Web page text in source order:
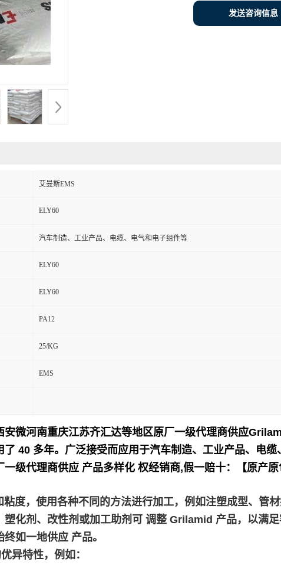
发送咨询信息
艾曼斯EMS
ELY60
汽车制造、工业产品、电缆、电气和电子组件等
ELY60
ELY60
PA12
25/KG
EMS
微河南重庆江苏齐汇达等地区原厂一级代理商供应
40 多年。 广泛接受而应用于汽车制造、工业产品、电缆
一级代理商供应 产品多样化 权经销商,假一赔十：【原产
度，使用各种不同的方法进行加工，例如注塑成型、管材
化剂、改性剂或加工助剂可 调整 Grilamid 产品，以满
如一地供应 产品。
异特性，例如：